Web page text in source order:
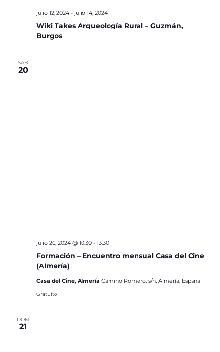
Wiki Takes Arqueología Rural – Guzmán,
Burgos
julio 12, 2024- julio 14, 2024
SÁB
20
Formación – Encuentro mensual Casa del Cine
(Almería)
julio 20, 2024 @ 10:30- 13:30
Casa del Cine, Almería Camino Romero, s/n, Almería, España
Gratuito
DOM
21